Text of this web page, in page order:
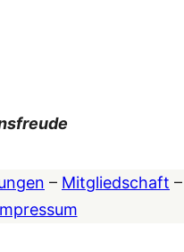
– Mitgliedschaft –